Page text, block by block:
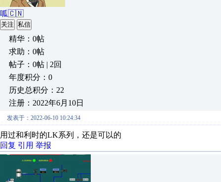
呱🇨🇳
关注 私信
精华：0帖
求助：0帖
帖子：0帖 | 2回
年度积分：0
历史总积分：22
注册：2022年6月10日
发表于：2022-06-10 10:24:34
用过和利时的LK系列，还是可以的
回复 引用 举报